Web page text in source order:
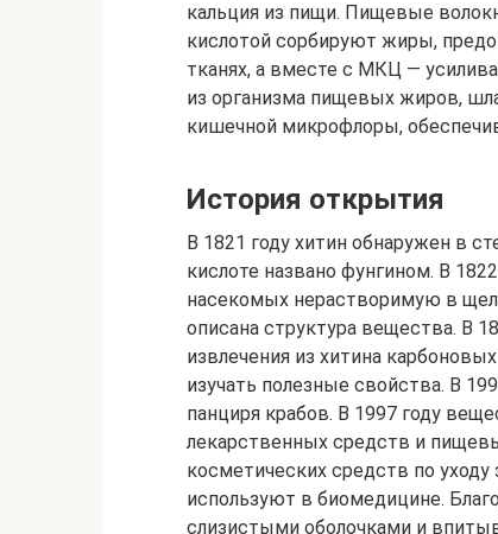
кальция из пищи. Пищевые
кислотой сорбируют жиры,
тканях, а вместе с МКЦ —
из организма пищевых жиров,
кишечной микрофлоры,
История открытия
В 1821 году хитин обнаружен в
кислоте названо фунгином. В
насекомых нерастворимую в
описана структура вещества. В
извлечения из хитина
изучать полезные свойства. В
панциря крабов. В 1997 году
лекарственных средств и
косметических средств по
используют в биомедицине.
слизистыми оболочками и